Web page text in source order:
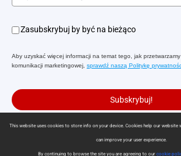
Zasubskrybuj by być na bieżąco
Aby uzyskać więcej informacji na temat tego, jak
komunikacji marketingowej, sprawdź naszą Politykę
Subskrybuj!
Polityka prywatności |Korzystanie z plików cookie
This website uses cookies to store info on your device. Cookies help our website
can improve your user experience.
By continuing to browse the site you are agreeing to our cookie